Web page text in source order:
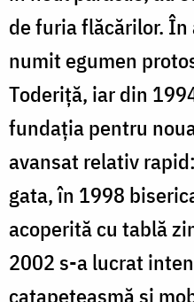
de furia flăcărilor.
numit egumen
Toderiţă, iar din
fundaţia pentru
avansat relativ
gata, în 1998
acoperită cu tablă
2002 s-a lucrat
catapeteasmă şi